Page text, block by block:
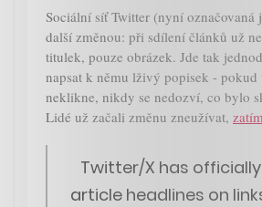
Sociální síť Twitter (nyní označovaná
další změnou: při sdílení článků už
titulek, pouze obrázek. Jde tak
napsat k němu lživý popisek - pokud
neklikne, nikdy se nedozví, co bylo
Lidé už začali změnu zneužívat,
Twitter/X has
article headlines on